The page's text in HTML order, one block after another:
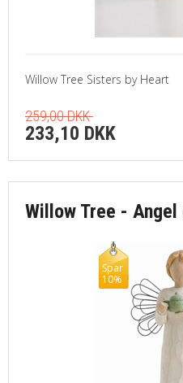
Willow Tree Sisters by Heart
259,00 DKK
233,10 DKK
Willow Tree -
Spar
10%